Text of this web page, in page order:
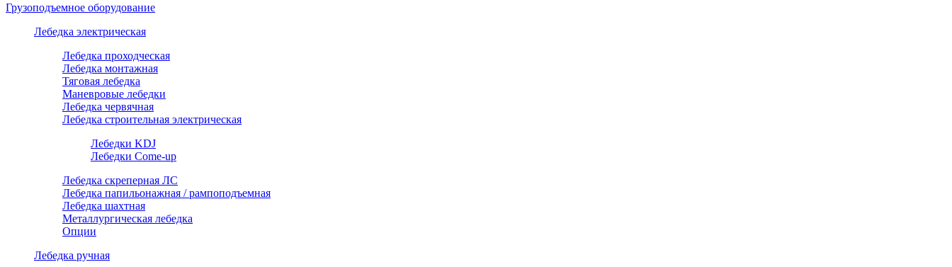
Грузоподъемное оборудование
Лебедка электрическая
Лебедка проходческая
Лебедка монтажная
Тяговая лебедка
Маневровые лебедки
Лебедка червячная
Лебедка строительная электрическая
Лебедки KDJ
Лебедки Come-up
Лебедка скреперная ЛС
Лебедка папильонажная / рампоподъемная
Лебедка шахтная
Металлургическая лебедка
Опции
Лебедка ручная